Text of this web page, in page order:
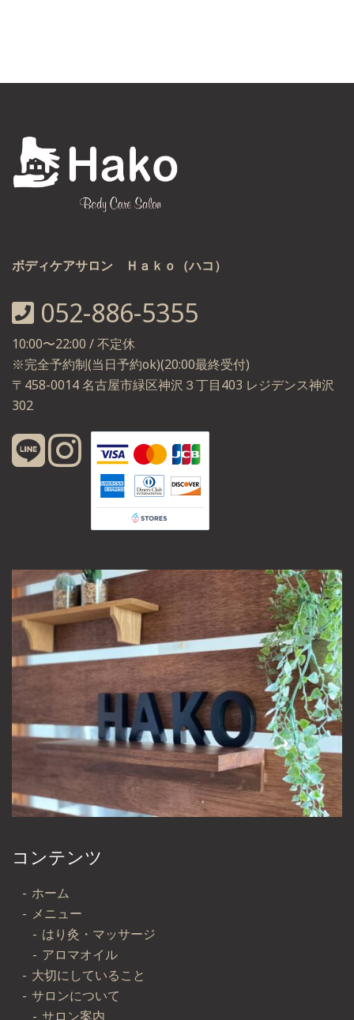
ボディケアサロン Ｈａｋｏ（ハコ）
052-886-5355
10:00〜22:00 / 不定休
※完全予約制(当日予約ok)(20:00最終受付)
〒458-0014 名古屋市緑区神沢３丁目403 レジデンス神沢
302
コンテンツ
ホーム
メニュー
はり灸・マッサージ
アロマオイル
大切にしていること
サロンについて
サロン案内